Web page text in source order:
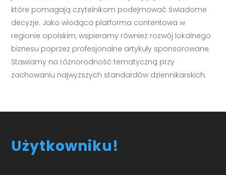
które pomagają czytelnikom podejmować świadome
decyzje. Jako wiodąca platforma contentowa w
regionie opolskim, wspieramy również rozwój lokalnego
biznesu poprzez profesjonalne artykuły sponsorowane.
Stawiamy na różnorodność tematyczną przy
zachowaniu najwyższych standardów dziennikarskich.
Użytkowniku!